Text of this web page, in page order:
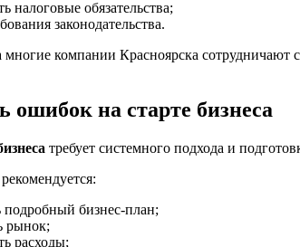
налоговые обязательства;
законодательства.
многие компании Красноярска
ошибок на старте бизнеса
требует системного подхода и
подробный бизнес-план;
рынок;
расходы;